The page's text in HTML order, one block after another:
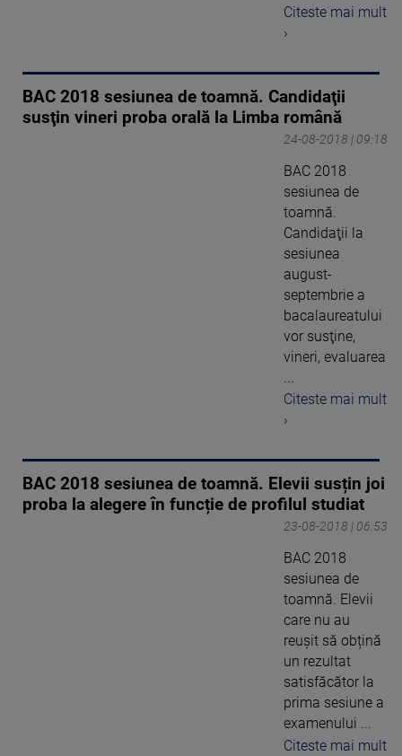
Citeste mai mult
›
BAC 2018 sesiunea de toamnă. Candidaţii
susţin vineri proba orală la Limba română
24-08-2018 | 09:18
BAC 2018
sesiunea de
toamnă.
Candidaţii la
sesiunea
august-
septembrie a
bacalaureatului
vor susţine,
vineri, evaluarea
Citeste mai mult
›
BAC 2018 sesiunea de toamnă. Elevii susțin joi
proba la alegere în funcție de profilul studiat
23-08-2018 | 06:53
BAC 2018
sesiunea de
toamnă. Elevii
care nu au
reușit să obțină
un rezultat
satisfăcător la
prima sesiune a
examenului ...
Citeste mai mult